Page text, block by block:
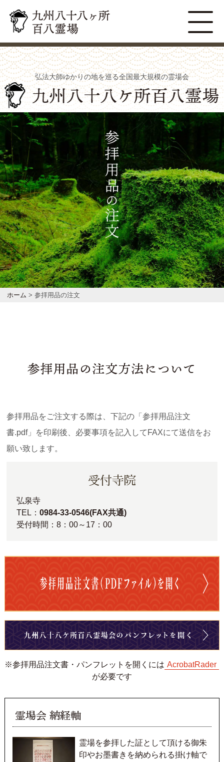
弘法大師ゆかりの地を巡る全国最大規模の霊場会
ホーム > 参拝用品の注文
参拝用品をご注文する際は、下記の「参拝用品注文
書.pdf」を印刷後、必要事項を記入してFAXにて送信をお
願い致します。
受付寺院
弘泉寺
TEL：0984-33-0546(FAX共通)
受付時間：8：00～17：00
※参拝用品注文書・パンフレットを開くには AcrobatRader
が必要です
霊場会 納経軸
霊場を参拝した証として頂ける御朱
印やお墨書きを納められる掛け軸で